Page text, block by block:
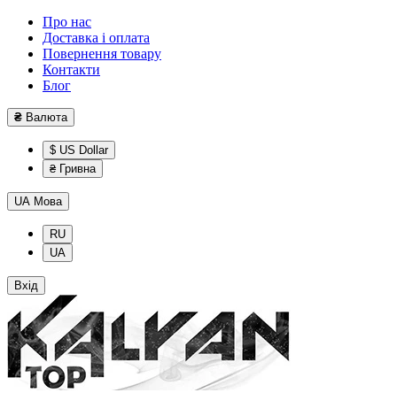
Про нас
Доставка і оплата
Повернення товару
Контакти
Блог
₴ Валюта
$ US Dollar
₴ Гривна
UA Мова
RU
UA
Вхід